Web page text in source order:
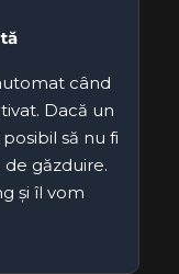
când
Dacă un
să nu fi
găzduire.
și îl vom